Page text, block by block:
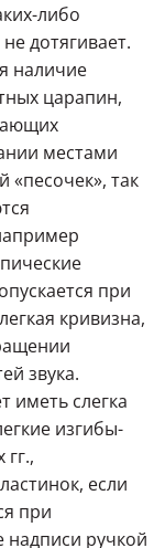
либо
дотягивает.
наличие
царапин,
местами
«песочек», так
при
кривизна,
звука.
иметь слегка
изгибы-
если
при
надписи ручкой